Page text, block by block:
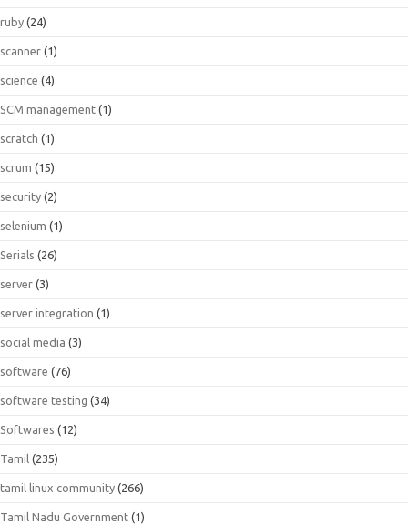
ruby (24)
scanner (1)
science (4)
SCM management (1)
scratch (1)
scrum (15)
security (2)
selenium (1)
Serials (26)
server (3)
server integration (1)
social media (3)
software (76)
software testing (34)
Softwares (12)
Tamil (235)
tamil linux community (266)
Tamil Nadu Government (1)